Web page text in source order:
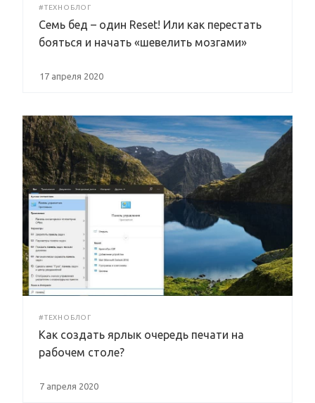
#ТЕХНОБЛОГ
Семь бед – один Reset! Или как перестать
бояться и начать «шевелить мозгами»
17 апреля 2020
#ТЕХНОБЛОГ
Как создать ярлык очередь печати на
рабочем столе?
7 апреля 2020